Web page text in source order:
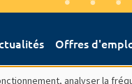
Offres
analyser la